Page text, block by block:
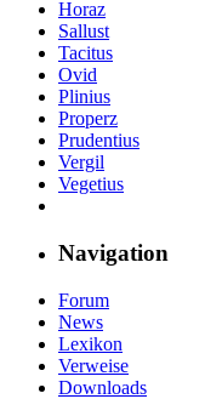
Horaz
Sallust
Tacitus
Ovid
Plinius
Properz
Prudentius
Vergil
Vegetius
Navigation
Forum
News
Lexikon
Verweise
Downloads